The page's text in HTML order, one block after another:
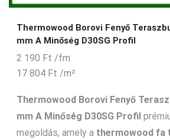
Thermowood Borovi Fenyő
mm A Minőség D30SG Profil
2 190 Ft /fm
17 804 Ft /m²
Thermowood Borovi Fenyő
mm A Minőség D30SG Profil
megoldás, amely a thermowood fa